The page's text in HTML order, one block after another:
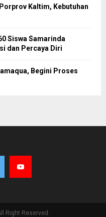
Kaltim, Kebutuhan
Siswa Samarinda
dan Percaya Diri
Begini Proses
Right Reserved.